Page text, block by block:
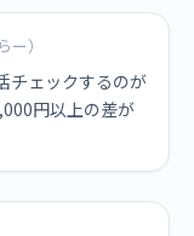
）
チェックするのが
円以上の差が